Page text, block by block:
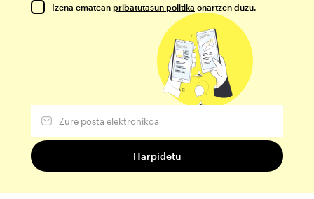
Izena ematean pribatutasun politika onartzen duzu.